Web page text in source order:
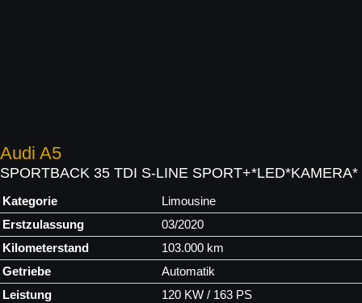
Audi A5
SPORTBACK 35 TDI S-LINE SPORT+*LED*KAMERA*
Kategorie
Limousine
Erstzulassung
03/2020
Kilometerstand
103.000 km
Getriebe
Automatik
Leistung
120 KW / 163 PS